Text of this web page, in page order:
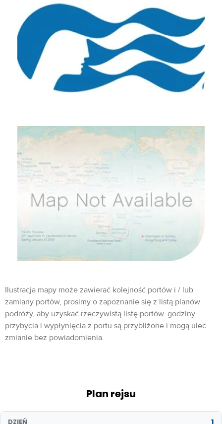
Ilustracja mapy może zawierać kolejność portów i / lub
zamiany portów, prosimy o zapoznanie się z listą planów
podróży, aby uzyskać rzeczywistą listę portów. godziny
przybycia i wypłynięcia z portu są przybliżone i mogą ulec
zmianie bez powiadomienia.
Plan rejsu
DZIEŃ